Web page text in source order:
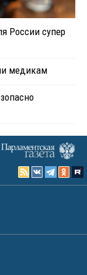
России супер
медикам